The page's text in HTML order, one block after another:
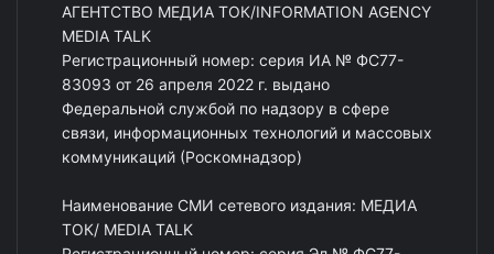
АГЕНТСТВО МЕДИА ТОК/INFORMATION AGENCY
MEDIA TALK
Регистрационный номер: серия ИА № ФС77-
83093 от 26 апреля 2022 г. выдано
Федеральной службой по надзору в сфере
связи, информационных технологий и массовых
коммуникаций (Роскомнадзор)
Наименование СМИ сетевого издания: МЕДИА
ТОК/ MEDIA TALK